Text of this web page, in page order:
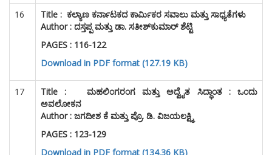
16 Title :ಕಲ್ಯಾಣ ಕರ್ನಾಟಕದ ಕಾರ್ಮಿಕರ ಸವಾಲು ಮತ್ತು ಸಾಧ್ಯತೆಗಳು
Author : ದಸ್ತಪ್ಪ ಮತ್ತು ಡಾ. ಸತೀಶ್‌ಕುಮಾರ್ ಶೆಟ್ಟಿ
PAGES : 116-122
17 Title :ಮಹಲಿಂಗರಂಗ ಮತ್ತು ಅದ್ವೈತ ಸಿದ್ಧಾಂತ : ಒಂದು
ಅವಲೋಕನ
Author : ಜಗದೀಶ ಕೆ ಮತ್ತು ಪ್ರೊ. ಡಿ. ವಿಜಯಲಕ್ಷ್ಮಿ